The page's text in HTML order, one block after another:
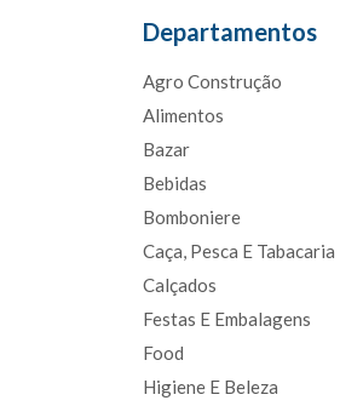
Departamentos
Agro Construção
Alimentos
Bazar
Bebidas
Bomboniere
Caça, Pesca E Tabacaria
Calçados
Festas E Embalagens
Food
Higiene E Beleza